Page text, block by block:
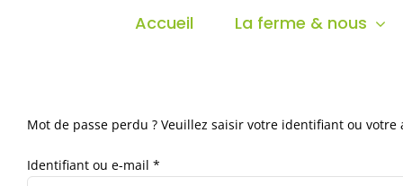
Accueil La ferme & nous
Mot de passe perdu ? Veuillez saisir votre identifiant ou
Identifiant ou e-mail *